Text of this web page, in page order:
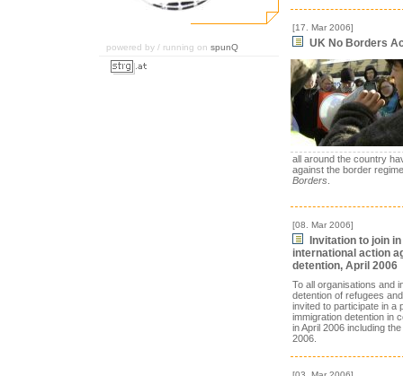
powered by / running on spunQ
[17. Mar 2006]
UK No Borders
all around the country
against the border
Borders.
[08. Mar 2006]
Invitation to join
international action
detention, April 2006
To all organisations and
detention of refugees
invited to participate in a
immigration detention in
in April 2006 including
2006.